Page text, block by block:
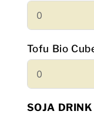
Tofu Bio
SOJA